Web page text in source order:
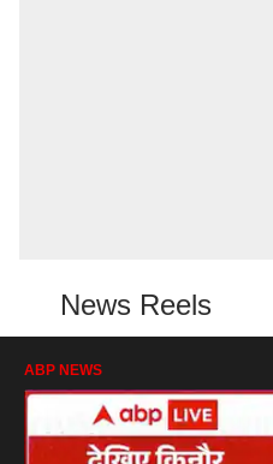
News Reels
ABP NEWS